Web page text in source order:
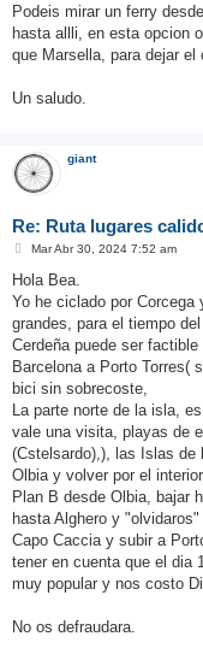
Podeis mirar un ferry
hasta allli, en esta opcion
que Marsella, para dejar el
Un saludo.
giant
Re: Ruta lugares
M
n
a
j
Mar Abr 30, 2024 7:52 am
Hola Bea.
Yo he ciclado por Corcega
grandes, para el tiempo
Cerdeña puede ser
Barcelona a Porto Torres(
bici sin sobrecoste,
La parte norte de la isla,
vale una visita, playas de
(Cstelsardo),), las Islas de
Olbia y volver por el
Plan B desde Olbia, bajar
hasta Alghero y
Capo Caccia y subir a
tener en cuenta que el dia
muy popular y nos costo
No os defraudara.